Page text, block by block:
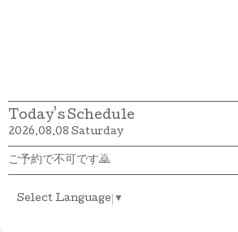
Today's Schedule
2026.08.08 Saturday
ご予約で不可です🙇
Select Language ▼